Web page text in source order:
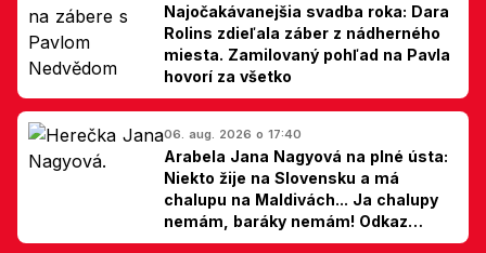
Najočakávanejšia svadba roka: Dara
Rolins zdieľala záber z nádherného
miesta. Zamilovaný pohľad na Pavla
hovorí za všetko
06. aug. 2026 o 17:40
Arabela Jana Nagyová na plné ústa:
Niekto žije na Slovensku a má
chalupu na Maldivách... Ja chalupy
nemám, baráky nemám! Odkaz
Slovákom